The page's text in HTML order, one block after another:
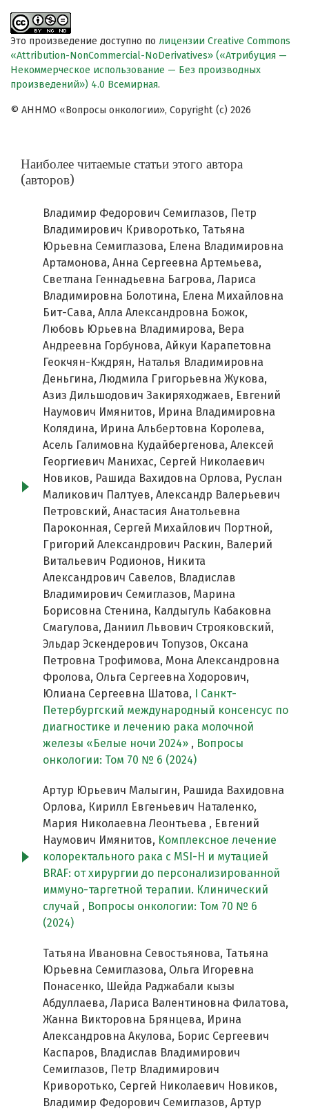
Это произведение доступно по лицензии Creative Commons
«Attribution-NonCommercial-NoDerivatives» («Атрибуция —
Некоммерческое использование — Без производных
произведений») 4.0 Всемирная.
© АННМО «Вопросы онкологии», Copyright (c) 2026
Наиболее читаемые статьи этого автора
(авторов)
Владимир Федорович Семиглазов, Петр
Владимирович Криворотько, Татьяна
Юрьевна Семиглазова, Елена Владимировна
Артамонова, Анна Сергеевна Артемьева,
Светлана Геннадьевна Багрова, Лариса
Владимировна Болотина, Елена Михайловна
Бит-Сава, Алла Александровна Божок,
Любовь Юрьевна Владимирова, Вера
Андреевна Горбунова, Айкуи Карапетовна
Геокчян-Кждрян, Наталья Владимировна
Деньгина, Людмила Григорьевна Жукова,
Азиз Дильшодович Закиряходжаев, Евгений
Наумович Имянитов, Ирина Владимировна
Колядина, Ирина Альбертовна Королева,
Асель Галимовна Кудайбергенова, Алексей
Георгиевич Манихас, Сергей Николаевич
Новиков, Рашида Вахидовна Орлова, Руслан
Маликович Палтуев, Александр Валерьевич
Петровский, Анастасия Анатольевна
Пароконная, Сергей Михайлович Портной,
Григорий Александрович Раскин, Валерий
Витальевич Родионов, Никита
Александрович Савелов, Владислав
Владимирович Семиглазов, Марина
Борисовна Стенина, Калдыгуль Кабаковна
Смагулова, Даниил Львович Строяковский,
Эльдар Эскендерович Топузов, Оксана
Петровна Трофимова, Мона Александровна
Фролова, Ольга Сергеевна Ходорович,
Юлиана Сергеевна Шатова,
I Cанкт-
Петербургский международный консенсус по
диагностике и лечению рака молочной
железы «Белые ночи 2024» , Вопросы
онкологии: Том 70 № 6 (2024)
Артур Юрьевич Малыгин, Рашида Вахидовна
Орлова, Кирилл Евгеньевич Наталенко,
Мария Николаевна Леонтьева , Евгений
Наумович Имянитов, Комплексное лечение
колоректального рака с MSI-H и мутацией
BRAF: от хирургии до персонализированной
иммуно-таргетной терапии. Клинический
случай , Вопросы онкологии: Том 70 № 6
(2024)
Татьяна Ивановна Севостьянова, Татьяна
Юрьевна Семиглазова, Ольга Игоревна
Понасенко, Шейда Раджабали кызы
Абдуллаева, Лариса Валентиновна Филатова,
Жанна Викторовна Брянцева, Ирина
Александровна Акулова, Борис Сергеевич
Каспаров, Владислав Владимирович
Семиглазов, Петр Владимирович
Криворотько, Сергей Николаевич Новиков,
Владимир Федорович Семиглазов, Артур